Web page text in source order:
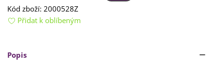
Kód zboží: 2000528Z
Přidat k oblíbeným
Popis